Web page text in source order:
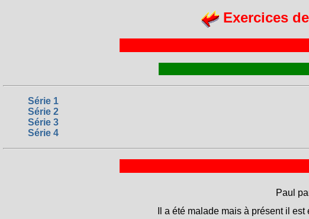
Exercices
Série 1
Série 2
Série 3
Série 4
Paul
Il a été malade mais à présent il